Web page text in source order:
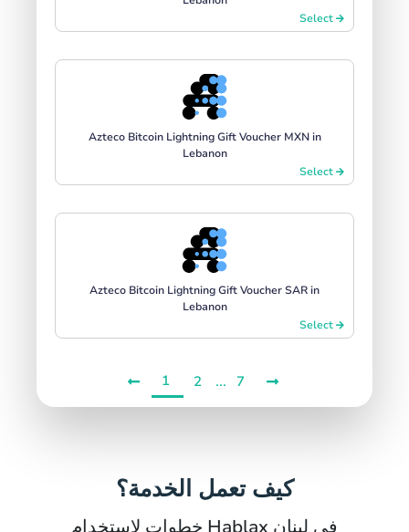
Select
Azteco Bitcoin Lightning Gift Voucher MXN in
Lebanon
Select
Azteco Bitcoin Lightning Gift Voucher SAR in
Lebanon
Select
1 2 ... 7
كيف تعمل الخدمة؟
خطوات لاستخدام Hablax في لبنان